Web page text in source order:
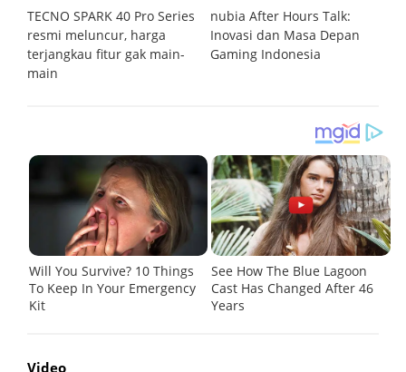
TECNO SPARK 40 Pro Series
resmi meluncur, harga
terjangkau fitur gak main-
main
nubia After Hours Talk:
Inovasi dan Masa Depan
Gaming Indonesia
Video